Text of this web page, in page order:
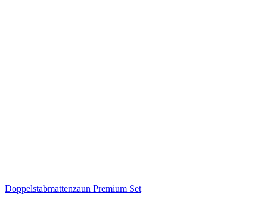
Doppelstabmattenzaun Premium Set